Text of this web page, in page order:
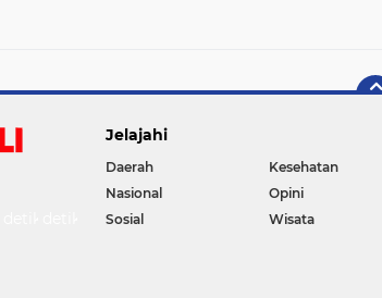
detikTravel
Jelajahi
Daerah Kesehatan
Nasional
Opini
Sosial
Wisata